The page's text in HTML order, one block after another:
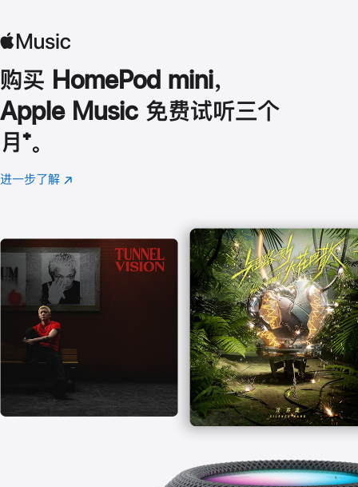
购买 HomePod mini，
Apple Music 免费试听三个
月 脚
注
⁺。
进一步了解 Apple
(在
口
中
打
开)